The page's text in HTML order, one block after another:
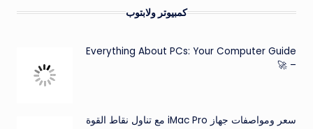
كمبيوتر ولابتوب
Everything About PCs: Your Computer Guide
– 🚀
سعر ومواصفات جهاز iMac Pro مع تناول نقاط القوة